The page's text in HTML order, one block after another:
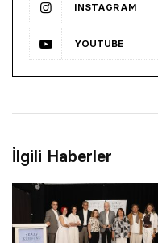
INSTAGRAM
YOUTUBE
İlgili Haberler